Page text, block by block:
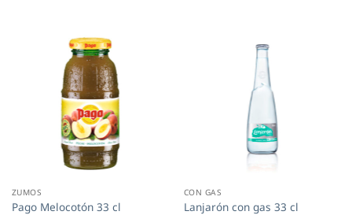
ZUMOS
Pago Melocotón 33 cl
CON GAS
Lanjarón con gas 33 cl